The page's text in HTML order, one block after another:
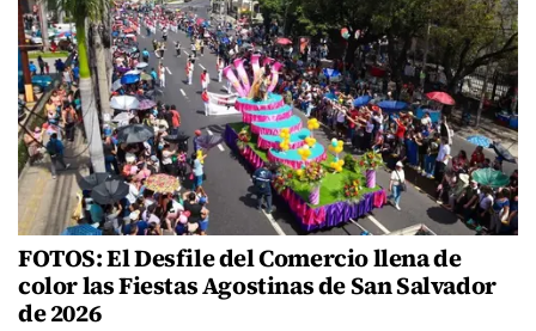
FOTOS: El Desfile del Comercio llena de
color las Fiestas Agostinas de San Salvador
de 2026